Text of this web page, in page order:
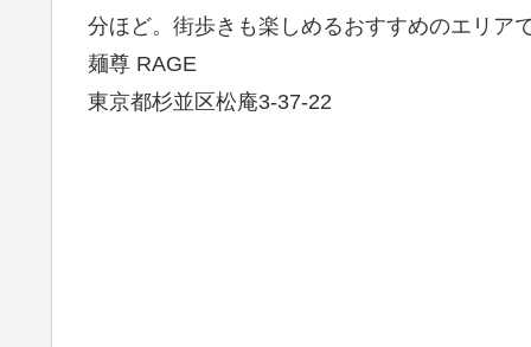
分ほど。街歩きも楽しめるおすすめのエリア
麺尊 RAGE
東京都杉並区松庵3-37-22